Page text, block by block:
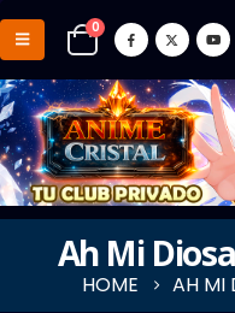
0
Ah Mi
HOME AH MI